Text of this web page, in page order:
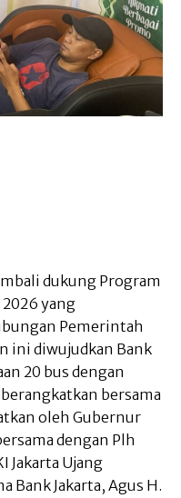
dukung Program
yang
Pemerintah
ini diwujudkan Bank
20 bus dengan
bersama
oleh Gubernur
dengan Plh
Jakarta Ujang
Bank Jakarta, Agus H.